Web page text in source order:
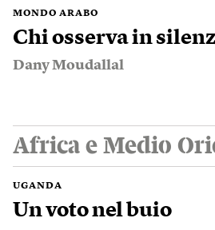
MONDO ARABO
Chi osserva in
Dany Moudallal
Africa e Medio
UGANDA
Un voto nel buio